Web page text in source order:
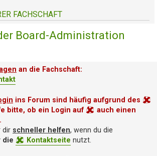
FACHSCHAFT
Board-Administration
an die Fachschaft:
ins Forum sind häufig aufgrund des
bitte, ob ein Login auf
auch einen
dir schneller helfen, wenn du die
die Kontaktseite nutzt.